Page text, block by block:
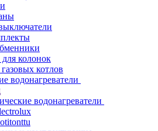
колонок
котлов
водонагреватели
водонагреватели